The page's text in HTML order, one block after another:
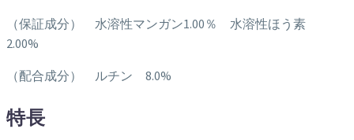
（保証成分） 水溶性マンガン1.00％ 水溶性ほう素
2.00%
（配合成分） ルチン 8.0%
特長